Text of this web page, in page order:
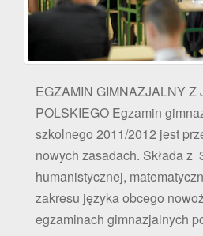
EGZAMIN GIMNAZJALNY Z
POLSKIEGO Egzamin
szkolnego 2011/2012 jest
nowych zasadach. Składa z
humanistycznej,
zakresu języka obcego
egzaminach gimnazjalnych